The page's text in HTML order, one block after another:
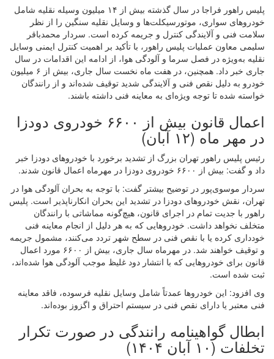
پلیس راهور فراجا در سال گذشته بیش از ۱۴ میلیون وسیله نقلیه شامل
خودروهای سواری، موتورسیکلت‌ها و وسایل نقلیه سنگین را از نظر
سلامت فنی و آلایندگی کنترل و جریمه کرده است. سردار محمدباقر
سلیمی معاون عملیات پلیس راهور، با تأکید بر اهمیت کنترل ایمنی وسایل
نقلیه به‌ویژه در فصل سرما و آلودگی هوا، از ادامه این اقدامات در سال
جاری خبر داد. همچنین، در هفت ماه نخست سال جاری، بیش از ۶ میلیون
خودرو به دلیل نقص فنی و آلایندگی شدید توقیف شده‌اند و از رانندگان
خواسته شده تا توجه ویژه‌ای به معاینه فنی داشته باشند.
اعمال قانون بیش از ۶۶۰۰ خودروی دودزا
در مهر ماه (۱۲ آبان)
رئیس پلیس راهور تهران بزرگ از تشدید برخورد با خودروهای دودزا خبر
داد و گفت: بیش از ۶۶۰۰ خودروی دودزا در مهرماه اعمال قانون شدند.
سردار موسوی‌پور در توضیح بیشتر گفت: با توجه به بحران آلودگی هوا در
تهران، نقش خودروهای دودزا در تشدید این بحران انکارناپذیر است. پلیس
راهور با جدیت تمام در اجرای قانون، هیچ‌گونه مماشاتی با رانندگان
متخلف نخواهد داشت. خودروهایی که به هر دلیل از انجام معاینه فنی
خودداری کرده یا با نقص فنی در سطح شهر تردد می‌کنند، مشمول جریمه
و توقیف خواهند شد. در مهرماه سال جاری، بیش از ۶۶۰۰ مورد اعمال
قانون برای خودروهایی که با انتشار دود غلیظ موجب آلودگی هوا شده‌اند،
ثبت شده است.
وی افزود: این خودروها عمدتاً شامل وسایل نقلیه فرسوده، فاقد معاینه
فنی معتبر یا دارای نقص فنی در سیستم احتراق و اگزوز بوده‌اند.
ابطال گواهینامه رانندگی در صورت تکرار
تخلفات (۱۰ آبان ۱۴۰۴)